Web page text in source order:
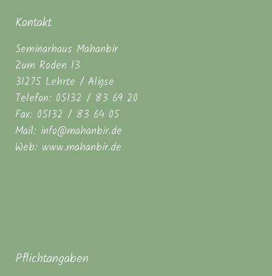
Kontakt
Seminarhaus Mahanbir
Zum Roden 13
31275 Lehrte / Aligse
Telefon: 05132 / 83 69 20
Fax: 05132 / 83 64 05
Mail: info@mahanbir.de
Web: www.mahanbir.de
Pflichtangaben